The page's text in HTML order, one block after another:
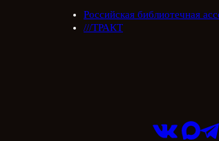
Российская библиотечная
///ТРАКТ